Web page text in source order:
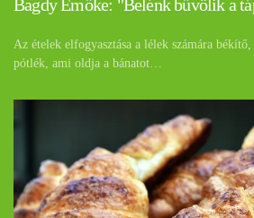
Bagdy Emőke: "Belénk bűvölik a
Az ételek elfogyasztása a lélek számára
pótlék, ami oldja a bánatot…